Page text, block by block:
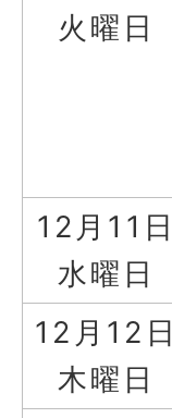
火曜日
12月11日
水曜日
12月12日
木曜日